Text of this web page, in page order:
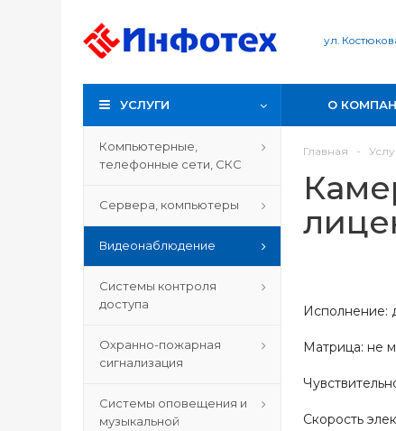
ул.
УСЛУГИ О
Компьютерные,
телефонные сети, СКС
Сервера, компьютеры
Видеонаблюдение
Системы контроля
доступа
Охранно-пожарная
сигнализация
Системы оповещения и
музыкальной
Главная -
Исполнение:
Матрица: не
Скорость